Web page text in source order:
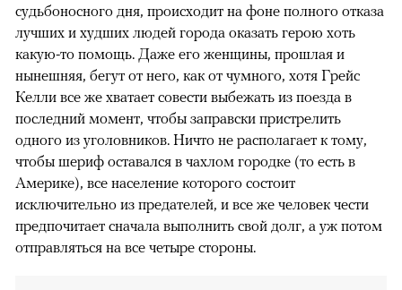
судьбоносного дня, происходит на фоне полного отказа
лучших и худших людей города оказать герою хоть
какую-то помощь. Даже его женщины, прошлая и
нынешняя, бегут от него, как от чумного, хотя Грейс
Келли все же хватает совести выбежать из поезда в
последний момент, чтобы заправски пристрелить
одного из уголовников. Ничто не располагает к тому,
чтобы шериф оставался в чахлом городке (то есть в
Америке), все население которого состоит
исключительно из предателей, и все же человек чести
предпочитает сначала выполнить свой долг, а уж потом
отправляться на все четыре стороны.